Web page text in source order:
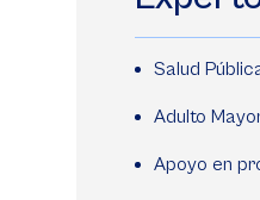
Salud
Adulto
Apoyo en